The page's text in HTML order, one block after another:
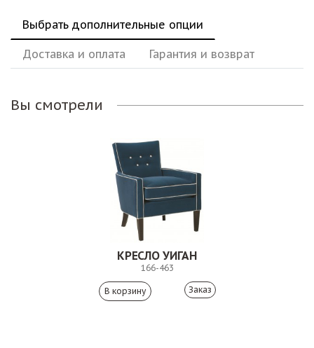
Выбрать дополнительные опции
Доставка и оплата Гарантия и возврат
Вы смотрели
КРЕСЛО УИГАН
166-463
Заказ